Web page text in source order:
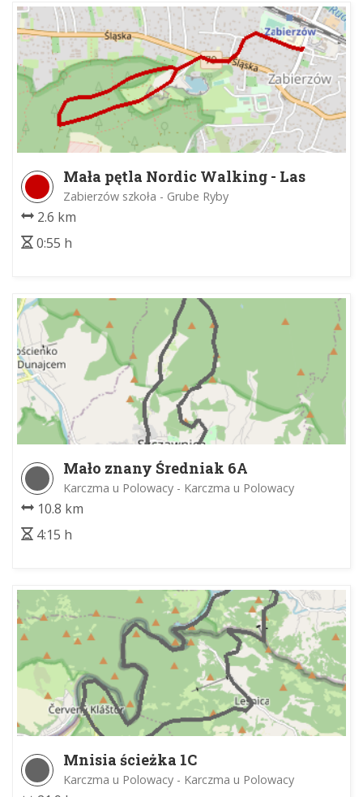
Mała pętla Nordic Walking - Las
Zabierzowski
Zabierzów szkoła - Grube Ryby
2.6 km
0:55 h
Mało znany Średniak 6A
Karczma u Polowacy - Karczma u Polowacy
10.8 km
4:15 h
Mnisia ścieżka 1C
Karczma u Polowacy - Karczma u Polowacy